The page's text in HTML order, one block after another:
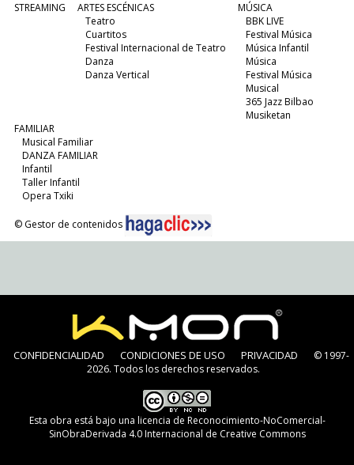
STREAMING
ARTES ESCÉNICAS
Teatro
Cuartitos
Festival Internacional de Teatro
Danza
Danza Vertical
MÚSICA
BBK LIVE
Festival Música
Música Infantil
Música
Festival Música
Musical
365 Jazz Bilbao
Musiketan
FAMILIAR
Musical Familiar
DANZA FAMILIAR
Infantil
Taller Infantil
Opera Txiki
© Gestor de contenidos
CONFIDENCIALIDAD CONDICIONES DE USO PRIVACIDAD
© 1997-
2026. Todos los derechos reservados.
Esta obra está bajo una licencia de Reconocimiento-NoComercial-
SinObraDerivada 4.0 Internacional de Creative Commons